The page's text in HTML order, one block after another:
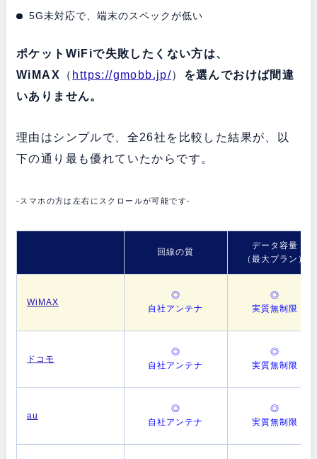
5G未対応で、端末のスペックが低い
ポケットWiFiで失敗したくない方は、
WiMAX
（ https://gmobb.jp/） を選んでおけば間違
いありません。
理由はシンプルで、全26社を比較した結果が、以
下の通り最も優れていたからです。
-スマホの方は左右にスクロールが可能です-
回線の質
データ容量
（最大プラン）
WiMAX
◎
自社アンテナ
◎
実質無制限
ドコモ
◎
自社アンテナ
◎
実質無制限
au
◎
自社アンテナ
◎
実質無制限